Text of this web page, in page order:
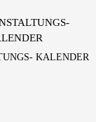
KALENDER